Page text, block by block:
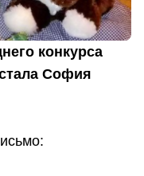
конкурса
София